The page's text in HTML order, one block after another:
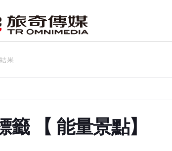
果
籤 【 能量景點】